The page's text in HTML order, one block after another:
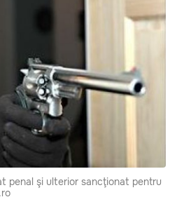
penal şi ulterior sancţionat pentru